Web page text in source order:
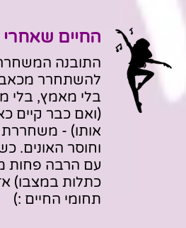
החיים
התובנה
להשתחרר
בלי מאמץ, בלי
(ואם כבר קיים
אותו) -
וחוסר האונים.
עם הרבה פחות
כתלות במצבו)
תחומי החיים :)